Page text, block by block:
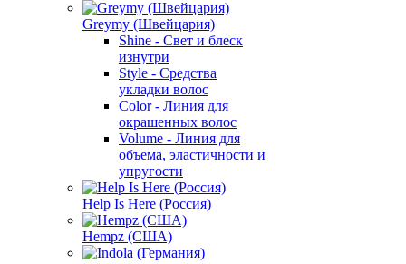
Greymy (Швейцария)
Shine - Свет и блеск
изнутри
Style - Средства
укладки волос
Color - Линия для
окрашенных волос
Volume - Линия для
объема, эластичности и
упругости
Help Is Here (Россия)
Hempz (США)